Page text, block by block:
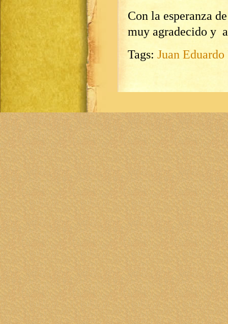
Con la esperanza
muy agradecido y a
Tags: Juan